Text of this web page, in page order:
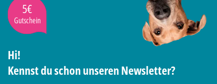
5€
Gutschein
Hi!
Kennst du schon unseren Newsletter?